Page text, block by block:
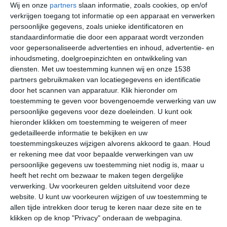
Wij en onze partners slaan informatie, zoals cookies, op en/of
verkrijgen toegang tot informatie op een apparaat en verwerken
persoonlijke gegevens, zoals unieke identificatoren en
standaardinformatie die door een apparaat wordt verzonden
voor gepersonaliseerde advertenties en inhoud, advertentie- en
inhoudsmeting, doelgroepinzichten en ontwikkeling van
diensten.
Met uw toestemming kunnen wij en onze 1538
partners gebruikmaken van locatiegegevens en identificatie
door het scannen van apparatuur. Klik hieronder om
toestemming te geven voor bovengenoemde verwerking van uw
persoonlijke gegevens voor deze doeleinden. U kunt ook
hieronder klikken om toestemming te weigeren of meer
gedetailleerde informatie te bekijken en uw
toestemmingskeuzes wijzigen alvorens akkoord te gaan.
Houd
er rekening mee dat voor bepaalde verwerkingen van uw
persoonlijke gegevens uw toestemming niet nodig is, maar u
heeft het recht om bezwaar te maken tegen dergelijke
verwerking. Uw voorkeuren gelden uitsluitend voor deze
website. U kunt uw voorkeuren wijzigen of uw toestemming te
allen tijde intrekken door terug te keren naar deze site en te
klikken op de knop "Privacy" onderaan de webpagina.
23°C
vr
27° 19°
za
28° 19°
zo
29° 17°
ma
29° 20° 28°
20°C 19°C 20°C 23°C 25°C
01:00 04:00 07:00 10:00 13:00
01:00 04:00 07:00 10:00 13:00